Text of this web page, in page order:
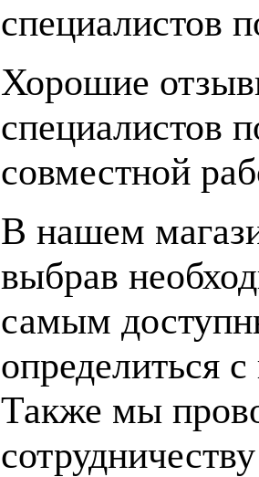
специалистов
Хорошие
специалистов
совместной
В нашем
выбрав
самым
определиться
Также мы